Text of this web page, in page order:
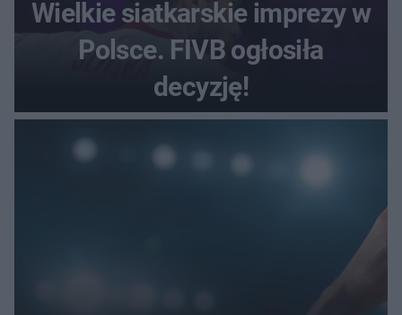
Wielkie siatkarskie imprezy w
Polsce. FIVB ogłosiła
decyzję!